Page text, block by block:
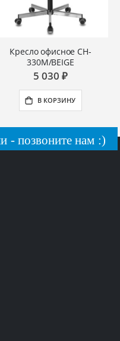
Кресло офисное CH-
330M/BEIGE
5 030 ₽
В КОРЗИНУ
- позвоните нам :)